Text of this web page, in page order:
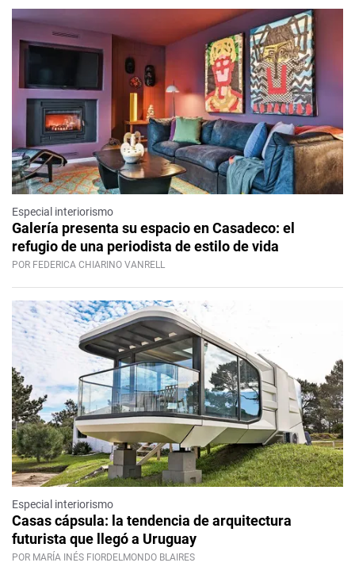
Especial interiorismo
Galería presenta su espacio en Casadeco: el
refugio de una periodista de estilo de vida
POR FEDERICA CHIARINO VANRELL
Especial interiorismo
Casas cápsula: la tendencia de arquitectura
futurista que llegó a Uruguay
POR MARÍA INÉS FIORDELMONDO BLAIRES